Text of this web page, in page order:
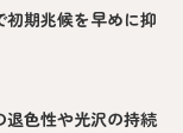
初期兆候を早めに抑
色性や光沢の持続